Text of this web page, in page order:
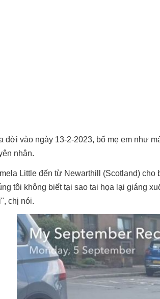
đời vào ngày 13-2-2023, bố mẹ em như
nhân.
Little đến từ Newarthill (Scotland)
tôi không biết tại sao tai họa lại giáng
chị nói.